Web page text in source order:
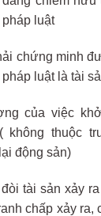
luật
chứng minh
luật là tài
của việc
không thuộc
động sản)
tài sản xảy
chấp xảy ra,